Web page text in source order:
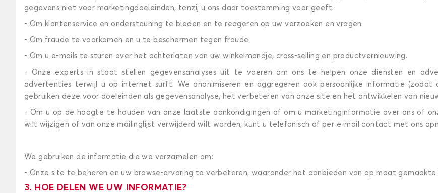
gegevens niet voor marketingdoeleinden, tenzij u ons daar toestemming voor geeft.
- Om klantenservice en ondersteuning te bieden en te reageren op uw verzoeken en vragen
- Om fraude te voorkomen en u te beschermen tegen fraude
- Om u e-mails te sturen over het achterlaten van uw winkelmandje, cross-selling en productvernieuwing.
- Onze experts in staat stellen gegevensanalyses uit te voeren om ons te helpen onze diensten en
advertenties terwijl u op internet surft. We anonimiseren en aggregeren ook persoonlijke informatie
gebruiken deze voor doeleinden als gegevensanalyse, het verbeteren van onze site en het ontwikkelen van
- Om u op de hoogte te houden van onze laatste aankondigingen of om u marketinginformatie over ons of
wilt wijzigen of van onze mailinglijst verwijderd wilt worden, kunt u telefonisch of per e-mail contact met ons
We gebruiken de informatie die we verzamelen om:
- Onze site te beheren en uw browse-ervaring te verbeteren, waaronder het aanbieden van op maat gemaakte
3. HOE DELEN WE UW INFORMATIE?